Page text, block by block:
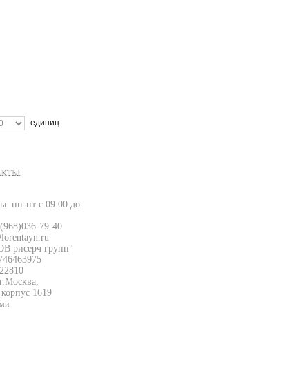
единиц
пн-пт с 09:00 до
79-40
рисерч групп"
корпус 1619